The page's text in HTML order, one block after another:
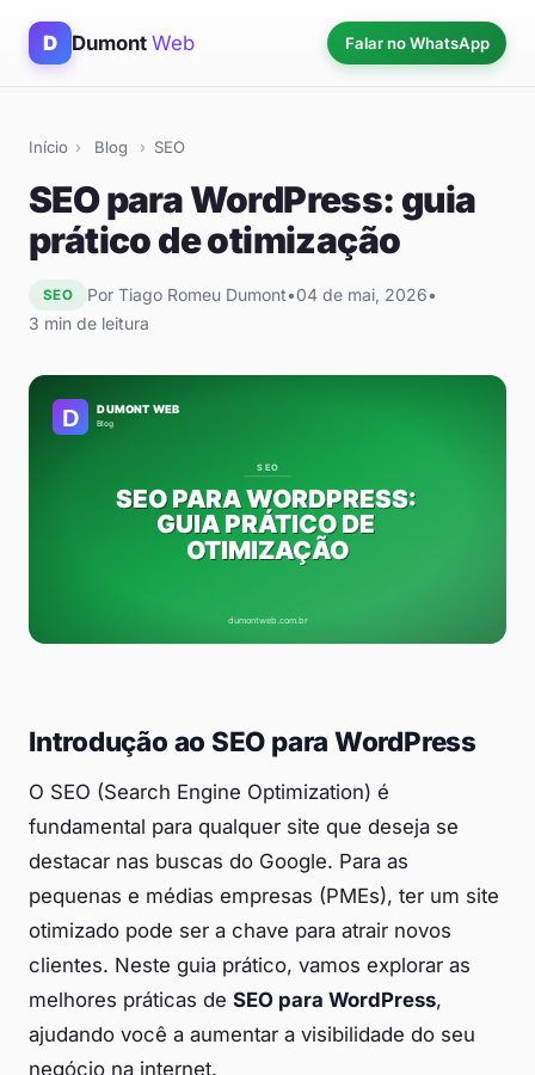
D Dumont Web Falar no WhatsApp
Início › Blog › SEO
SEO para WordPress: guia
prático de otimização
SEO Por Tiago Romeu Dumont•04 de mai, 2026•
3 min de leitura
Introdução ao SEO para WordPress
O SEO (Search Engine Optimization) é
fundamental para qualquer site que deseja se
destacar nas buscas do Google. Para as
pequenas e médias empresas (PMEs), ter um site
otimizado pode ser a chave para atrair novos
clientes. Neste guia prático, vamos explorar as
melhores práticas de SEO para WordPress,
ajudando você a aumentar a visibilidade do seu
negócio na internet.
Online agora